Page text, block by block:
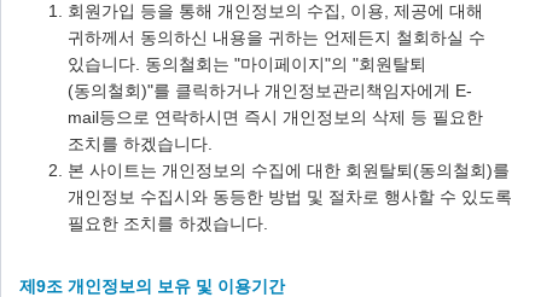
회원가입 등을 통해 개인정보의 수집, 이용, 제공에 대해
귀하께서 동의하신 내용을 귀하는 언제든지 철회하실 수
있습니다. 동의철회는 "마이페이지"의 "회원탈퇴
(동의철회)"를 클릭하거나 개인정보관리책임자에게 E-
mail등으로 연락하시면 즉시 개인정보의 삭제 등 필요한
조치를 하겠습니다.
본 사이트는 개인정보의 수집에 대한 회원탈퇴(동의철회)를
개인정보 수집시와 동등한 방법 및 절차로 행사할 수 있도록
필요한 조치를 하겠습니다.
제9조 개인정보의 보유 및 이용기간